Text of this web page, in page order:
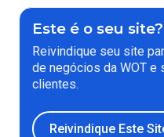
Este é o seu site?
Reivindique seu site
de negócios da WOT e
clientes.
Reivindique Este